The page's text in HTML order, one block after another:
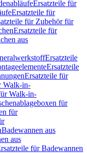
Ersatzteile für
Ersatzteile für
für Zubehör für
Ersatzteile für
aus
Ersatzteile
Ersatzteile
Ersatzteile für
Walk-in-
Walk-in-
für
für
Badewannen aus
aus
für Badewannen